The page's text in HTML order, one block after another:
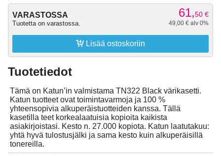
VARASTOSSA
Tuotetta on varastossa.
61,50 €
49,00 € alv 0%
 Lisää ostoskoriin
Tuotetiedot
Tämä on Katun’in valmistama TN322 Black värikasetti.
Katun tuotteet ovat toimintavarmoja ja 100 %
yhteensopivia alkuperäistuotteiden kanssa. Tällä
kasetilla teet korkealaatuisia kopioita kaikista
asiakirjoistasi. Kesto n. 27.000 kopiota. Katun laatutakuu:
yhtä hyvä tulostusjälki ja sama kesto kuin alkuperäisillä
tonereilla.